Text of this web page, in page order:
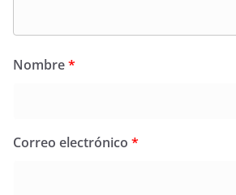
Nombre*
Correo electrónico *